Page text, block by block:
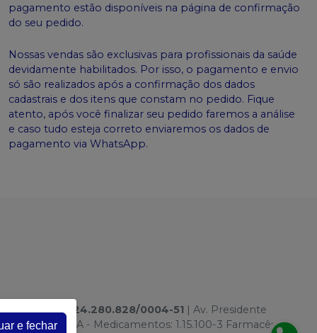
pagamento estão disponíveis na página de confirmação
do seu pedido.
Nossas vendas são exclusivas para profissionais da saúde
devidamente habilitados. Por isso, o pagamento e envio
só são realizados após a confirmação dos dados
cadastrais e dos itens que constam no pedido. Fique
atento, após você finalizar seu pedido faremos a análise
e caso tudo esteja correto enviaremos os dados de
pagamento via WhatsApp.
LTDA| 24.280.828/0004-51 | Av. Presidente
ANVISA - Medicamentos: 1.15.100-3 Farmacêutico
e fechar